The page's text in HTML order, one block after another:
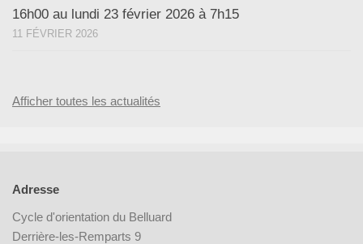
16h00 au lundi 23 février 2026 à 7h15
11 FÉVRIER 2026
Afficher toutes les actualités
Adresse
Cycle d'orientation du Belluard
Derrière-les-Remparts 9